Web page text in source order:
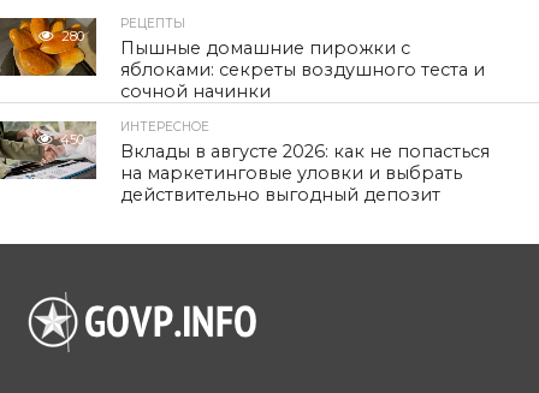
280
РЕЦЕПТЫ
Пышные домашние пирожки с
яблоками: секреты воздушного теста и
сочной начинки
450
ИНТЕРЕСНОЕ
Вклады в августе 2026: как не попасться
на маркетинговые уловки и выбрать
действительно выгодный депозит